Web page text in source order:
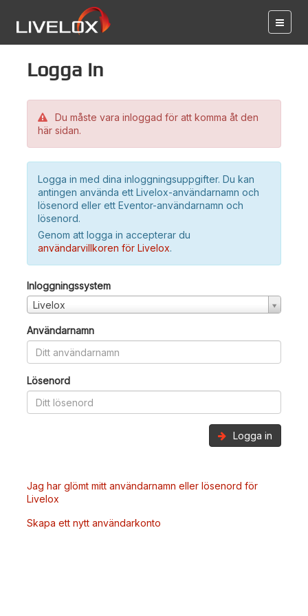
Logga in
Du måste vara inloggad för att komma åt den
här sidan.
Logga in med dina inloggningsuppgifter. Du kan
antingen använda ett Livelox-användarnamn och
lösenord eller ett Eventor-användarnamn och
lösenord.
Genom att logga in accepterar du
användarvillkoren för Livelox.
Inloggningssystem
Livelox
Användarnamn
Lösenord
Logga in
Jag har glömt mitt användarnamn eller lösenord för
Livelox
Skapa ett nytt användarkonto